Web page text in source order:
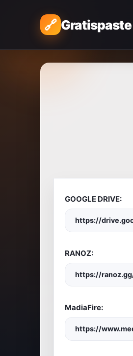
Gratispaste
GOOGLE DRIVE:
https://
RANOZ:
https://
MadiaFire:
https://